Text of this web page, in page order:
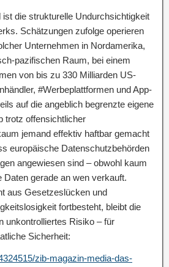
die strukturelle Undurchsichtigkeit
Schätzungen zufolge operieren
Unternehmen in Nordamerika,
pazifischen Raum, bei einem
von bis zu 330 Milliarden US-
#Werbeplattformen und App-
auf die angeblich begrenzte eigene
trotz offensichtlicher
jemand effektiv haftbar gemacht
europäische Datenschutzbehörden
angewiesen sind – obwohl kaum
Daten gerade an wen verkauft.
aus Gesetzeslücken und
fortbesteht, bleibt die
unkontrolliertes Risiko – für
Sicherheit:
zib-magazin-media-das-